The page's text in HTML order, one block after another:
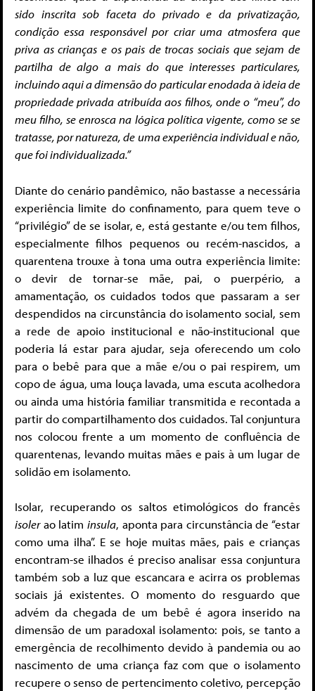
sido inscrita sob faceta do privado e da privatização,
condição essa responsável por criar uma atmosfera que
priva as crianças e os pais de trocas sociais que sejam de
partilha de algo a mais do que interesses particulares,
incluindo aqui a dimensão do particular enodada à ideia de
propriedade privada atribuída aos filhos, onde o “meu”, do
meu filho, se enrosca na lógica política vigente, como se se
tratasse, por natureza, de uma experiência individual e não,
que foi individualizada.”
Diante do cenário pandêmico, não bastasse a necessária
experiência limite do confinamento, para quem teve o
“privilégio” de se isolar, e, está gestante e/ou tem filhos,
especialmente filhos pequenos ou recém-nascidos, a
quarentena trouxe à tona uma outra experiência limite:
o devir de tornar-se mãe, pai, o puerpério, a
amamentação, os cuidados todos que passaram a ser
despendidos na circunstância do isolamento social, sem
a rede de apoio institucional e não-institucional que
poderia lá estar para ajudar, seja oferecendo um colo
para o bebê para que a mãe e/ou o pai respirem, um
copo de água, uma louça lavada, uma escuta acolhedora
ou ainda uma história familiar transmitida e recontada a
partir do compartilhamento dos cuidados. Tal conjuntura
nos colocou frente a um momento de confluência de
quarentenas, levando muitas mães e pais à um lugar de
solidão em isolamento.
Isolar, recuperando os saltos etimológicos do francês
isolerao latim insula, aponta para circunstância de “estar
como uma ilha”. E se hoje muitas mães, pais e crianças
encontram-se ilhados é preciso analisar essa conjuntura
também sob a luz que escancara e acirra os problemas
sociais já existentes. O momento do resguardo que
advém da chegada de um bebê é agora inserido na
dimensão de um paradoxal isolamento: pois, se tanto a
emergência de recolhimento devido à pandemia ou ao
nascimento de uma criança faz com que o isolamento
recupere o senso de pertencimento coletivo, percepção